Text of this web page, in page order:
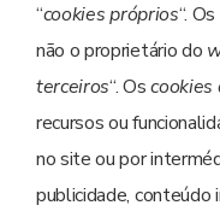
“cookiespróprios“. Os
não o proprietário do
terceiros“. Oscookies
recursos ou
no site ou por
publicidade,